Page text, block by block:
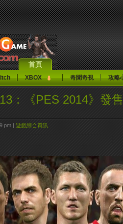
首頁
XBOX 奇聞奇視 攻略
：《PES 2014》發
pm | 遊戲綜合資訊